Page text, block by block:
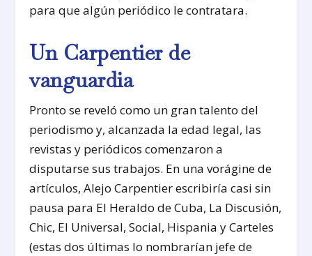
para que algún periódico le contratara.
Un Carpentier de
vanguardia
Pronto se reveló como un gran talento del
periodismo y, alcanzada la edad legal, las
revistas y periódicos comenzaron a
disputarse sus trabajos. En una vorágine de
artículos, Alejo Carpentier escribiría casi sin
pausa para El Heraldo de Cuba, La Discusión,
Chic, El Universal, Social, Hispania y Carteles
(estas dos últimas lo nombrarían jefe de